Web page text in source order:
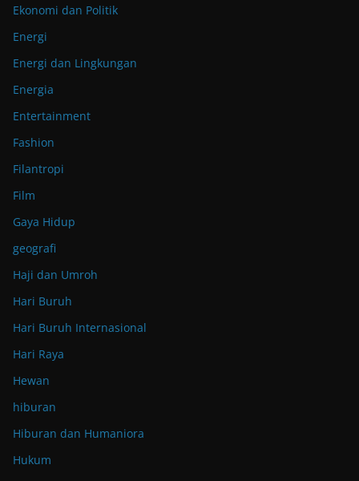
Ekonomi dan Politik
Energi
Energi dan Lingkungan
Energia
Entertainment
Fashion
Filantropi
Film
Gaya Hidup
geografi
Haji dan Umroh
Hari Buruh
Hari Buruh Internasional
Hari Raya
Hewan
hiburan
Hiburan dan Humaniora
Hukum